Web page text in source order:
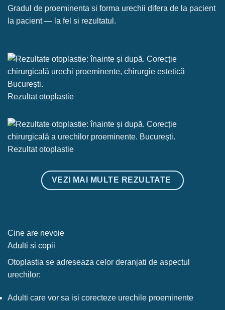
Gradul de proeminenta si forma urechii difera de la pacient
la pacient — la fel si rezultatul.
Rezultat otoplastie
Rezultat otoplastie
VEZI MAI MULTE REZULTATE
Cine are nevoie
Adulti si copii
Otoplastia se adreseaza celor deranjati de aspectul
urechilor:
Adulti care vor sa isi corecteze urechile proeminente